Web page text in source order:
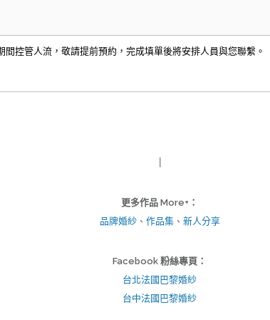
間控管人流，敬請提前預約，完成填單後將安排人員與您聯繫。
更多作品 More+：
品牌婚紗、 作品集、 新人分享
Facebook 粉絲專頁：
台北法國巴黎婚紗
台中法國巴黎婚紗